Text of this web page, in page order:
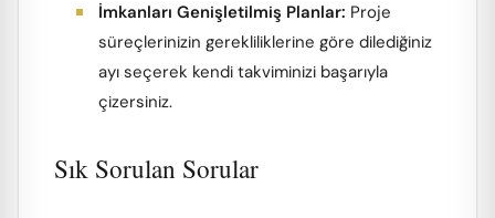
İmkanları Genişletilmiş Planlar: Proje
süreçlerinizin gerekliliklerine göre dilediğiniz
ayı seçerek kendi takviminizi başarıyla
çizersiniz.
Sık Sorulan Sorular